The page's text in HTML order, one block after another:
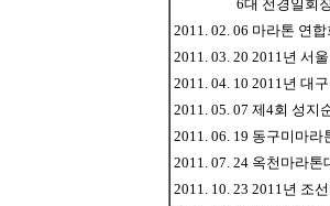
6대 전경일회장 /
2011. 02. 06 마라톤 연
2011. 03. 20 2011년 서
2011. 04. 10 2011년 대
2011. 05. 07 제4회 성지
2011. 06. 19 동구미마
2011. 07. 24 옥천마라
2011. 10. 23 2011년 조